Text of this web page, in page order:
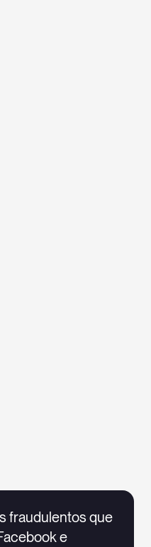
fraudulentos que
e